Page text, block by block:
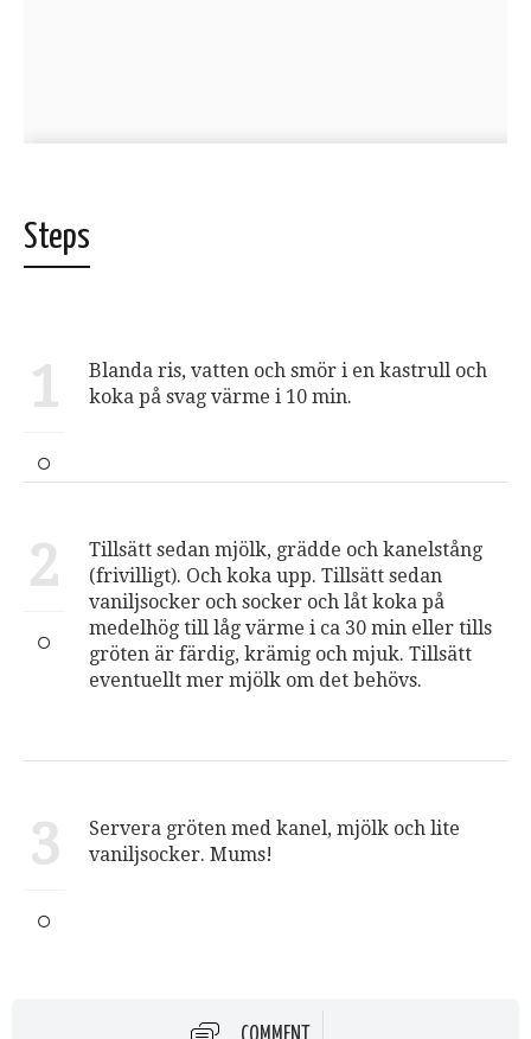
Steps
1
Blanda ris, vatten och smör i en kastrull och
koka på svag värme i 10 min.
2
Tillsätt sedan mjölk, grädde och kanelstång
(frivilligt). Och koka upp. Tillsätt sedan
vaniljsocker och socker och låt koka på
medelhög till låg värme i ca 30 min eller tills
gröten är färdig, krämig och mjuk. Tillsätt
eventuellt mer mjölk om det behövs.
3
Servera gröten med kanel, mjölk och lite
vaniljsocker. Mums!